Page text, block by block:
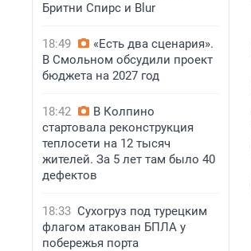
Бритни Спирс и Blur
18:49
«Есть два сценария».
В Смольном обсудили проект
бюджета на 2027 год
18:42
В Колпино
стартовала реконструкция
теплосети на 12 тысяч
жителей. За 5 лет там было 40
дефектов
18:33 Сухогруз под турецким
флагом атакован БПЛА у
побережья порта